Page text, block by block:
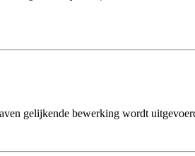
gelijkende bewerking wordt